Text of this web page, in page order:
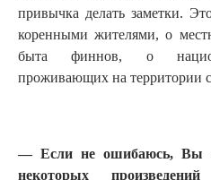
привычка делать заметки.
коренными жителями, о
быта финнов, о
проживающих на территории
— Если не ошибаюсь, Вы
некоторых